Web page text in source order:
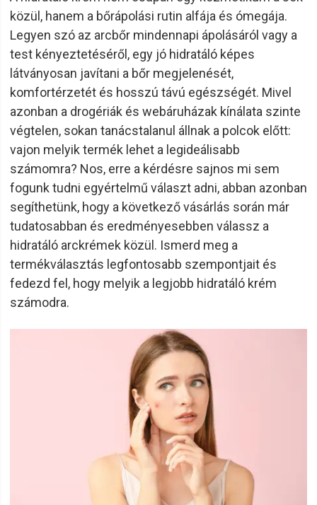
közül, hanem a bőrápolási rutin alfája és ómegája.
Legyen szó az arcbőr mindennapi ápolásáról vagy a
test kényeztetéséről, egy jó hidratáló képes
látványosan javítani a bőr megjelenését,
komfortérzetét és hosszú távú egészségét. Mivel
azonban a drogériák és webáruházak kínálata szinte
végtelen, sokan tanácstalanul állnak a polcok előtt:
vajon melyik termék lehet a legideálisabb
számomra? Nos, erre a kérdésre sajnos mi sem
fogunk tudni egyértelmű választ adni, abban azonban
segíthetünk, hogy a következő vásárlás során már
tudatosabban és eredményesebben válassz a
hidratáló arckrémek közül. Ismerd meg a
termékválasztás legfontosabb szempontjait és
fedezd fel, hogy melyik a legjobb hidratáló krém
számodra.